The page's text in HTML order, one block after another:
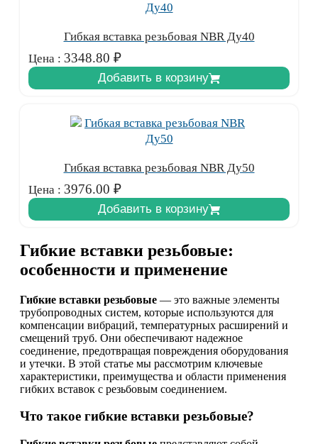
Гибкая вставка резьбовая NBR Ду40
Цена : 3348.80 ₽
Добавить в корзину
Гибкая вставка резьбовая NBR Ду50
Цена : 3976.00 ₽
Добавить в корзину
Гибкие вставки резьбовые:
особенности и применение
Гибкие вставки резьбовые — это важные элементы
трубопроводных систем, которые используются для
компенсации вибраций, температурных расширений и
смещений труб. Они обеспечивают надежное
соединение, предотвращая повреждения оборудования
и утечки. В этой статье мы рассмотрим ключевые
характеристики, преимущества и области применения
гибких вставок с резьбовым соединением.
Что такое гибкие вставки резьбовые?